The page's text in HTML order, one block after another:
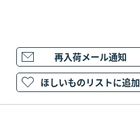
再入荷メール通知
ほしいものリストに追加